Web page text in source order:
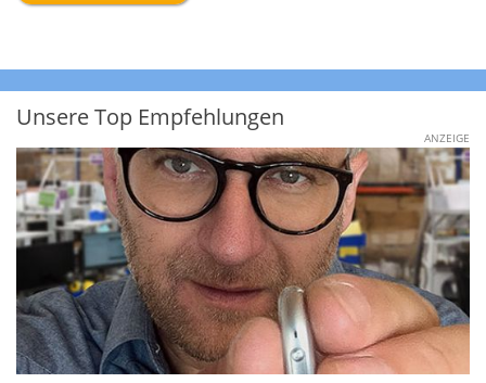
Unsere Top Empfehlungen
ANZEIGE